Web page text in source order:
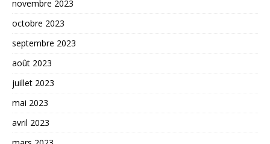
novembre 2023
octobre 2023
septembre 2023
août 2023
juillet 2023
mai 2023
avril 2023